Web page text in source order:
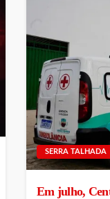
SERRA TALHADA
Em julho,